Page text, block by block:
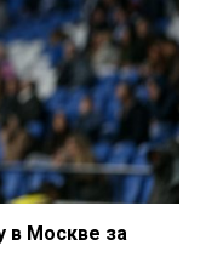
в Москве за